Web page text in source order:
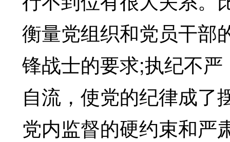
衡量党组织和党员干部
锋战士的要求;执纪不
自流，使党的纪律成了
党内监督的硬约束和严